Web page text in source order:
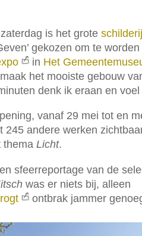
is het grote schilderij
gekozen om te
in Het
het mooiste gebouw
denk ik eraan en
vanaf 29 mei tot en
245 andere werken
thema Licht.
sfeerreportage van de
was er niets bij, alleen
ontbrak jammer